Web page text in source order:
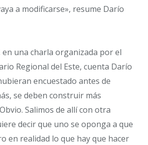
a modificarse», resume Darío
en una charla organizada por el
Regional del Este, cuenta Darío
encuestado antes de
se deben construir más
Salimos de allí con otra
decir que uno se oponga a que
en realidad lo que hay que hacer